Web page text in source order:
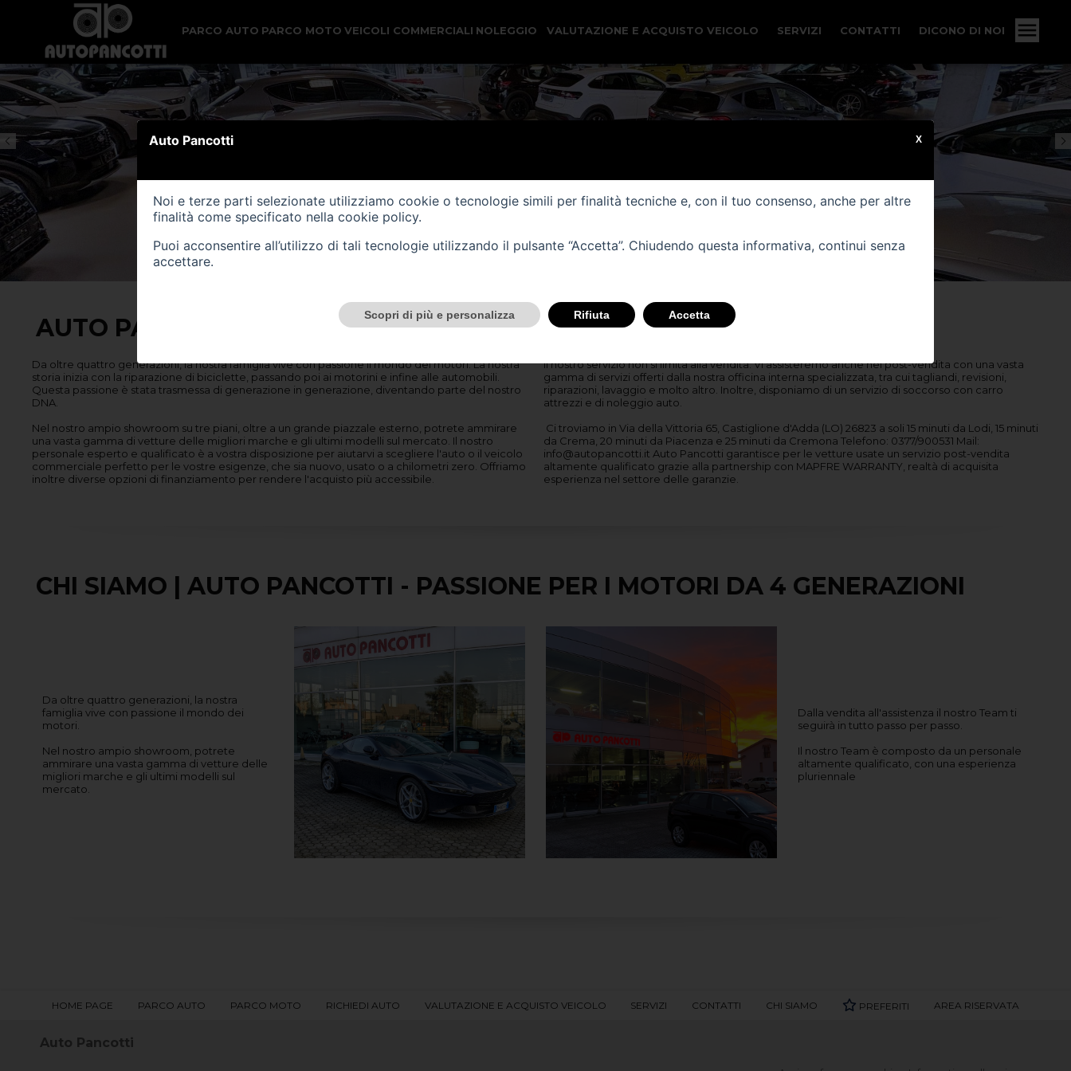
PARCO AUTO PARCO MOTO VEICOLI COMMERCIALI NOLEGGIO VALUTAZIONE E ACQUISTO VEICOLO SERVIZI CONTATTI DICONO DI NOI
AUTO PANCOTTI
Da oltre quattro generazioni, la nostra famiglia vive con passione il mondo dei motori. La nostra
storia inizia con la riparazione di biciclette, passando poi ai motorini e infine alle automobili.
Questa passione è stata trasmessa di generazione in generazione, diventando parte del nostro
DNA.
Nel nostro ampio showroom su tre piani, oltre a un grande piazzale esterno, potrete ammirare
una vasta gamma di vetture delle migliori marche e gli ultimi modelli sul mercato. Il nostro
personale esperto e qualificato è a vostra disposizione per aiutarvi a scegliere l'auto o il veicolo
commerciale perfetto per le vostre esigenze, che sia nuovo, usato o a chilometri zero. Offriamo
inoltre diverse opzioni di finanziamento per rendere l'acquisto più accessibile.
Il nostro servizio non si limita alla vendita. Vi assisteremo anche nel post-vendita con una vasta
gamma di servizi offerti dalla nostra officina interna specializzata, tra cui tagliandi, revisioni,
riparazioni, lavaggio e molto altro. Inoltre, disponiamo di un servizio di soccorso con carro
attrezzi e di noleggio auto.
Ci troviamo in Via della Vittoria 65, Castiglione d'Adda (LO) 26823 a soli 15 minuti da Lodi, 15 minuti
da Crema, 20 minuti da Piacenza e 25 minuti da Cremona Telefono: 0377/900531 Mail:
info@autopancotti.it Auto Pancotti garantisce per le vetture usate un servizio post-vendita
altamente qualificato grazie alla partnership con MAPFRE WARRANTY, realtà di acquisita
esperienza nel settore delle garanzie.
CHI SIAMO | AUTO PANCOTTI - PASSIONE PER I MOTORI DA 4 GENERAZIONI
Da oltre quattro generazioni, la nostra
famiglia vive con passione il mondo dei
motori.
Nel nostro ampio showroom, potrete
ammirare una vasta gamma di vetture delle
migliori marche e gli ultimi modelli sul
mercato.
Dalla vendita all'assistenza il nostro Team ti
seguirà in tutto passo per passo.
Il nostro Team è composto da un personale
altamente qualificato, con una esperienza
pluriennale
HOME PAGE PARCO AUTO PARCO MOTO RICHIEDI AUTO VALUTAZIONE E ACQUISTO VEICOLO SERVIZI CONTATTI CHI SIAMO PREFERITI AREA RISERVATA
Auto Pancotti
Auto Pancotti
Noi e terze parti selezionate utilizziamo cookie o tecnologie simili per finalità tecniche e, con il tuo consenso, anche per altre
finalità come specificato nella cookie policy.
Puoi acconsentire all’utilizzo di tali tecnologie utilizzando il pulsante “Accetta”. Chiudendo questa informativa, continui senza
accettare.
Scopri di più e personalizza Rifiuta Accetta
X